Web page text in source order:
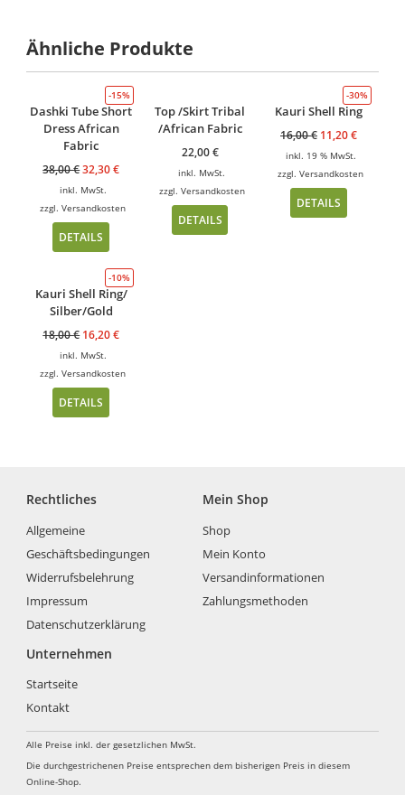
Ähnliche Produkte
-15%
Dashki Tube Short
Dress African
Fabric
38,00€32,30€
inkl. MwSt.
zzgl.Versandkosten
DETAILS
Top /Skirt Tribal
/African Fabric
22,00€
inkl. MwSt.
zzgl. Versandkosten
DETAILS
-30%
Kauri Shell Ring
16,00€ 11,20€
inkl. 19 % MwSt.
zzgl.Versandkosten
DETAILS
-10%
Kauri Shell Ring/
Silber/Gold
18,00€ 16,20€
inkl. MwSt.
zzgl.Versandkosten
DETAILS
Rechtliches
Allgemeine
Geschäftsbedingungen
Widerrufsbelehrung
Impressum
Datenschutzerklärung
Mein Shop
Shop
Mein Konto
Versandinformationen
Zahlungsmethoden
Unternehmen
Startseite
Kontakt
Alle Preise inkl. der gesetzlichen MwSt.
Die durchgestrichenen Preise entsprechen dem bisherigen Preis in diesem
Online-Shop.